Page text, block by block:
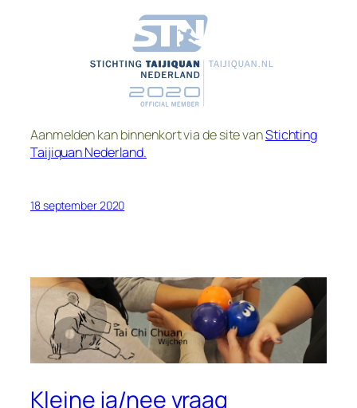
Aanmelden kan binnenkort via de site vanStichting
Taijiquan Nederland.
18 september 2020
Kleine ja/nee vraag